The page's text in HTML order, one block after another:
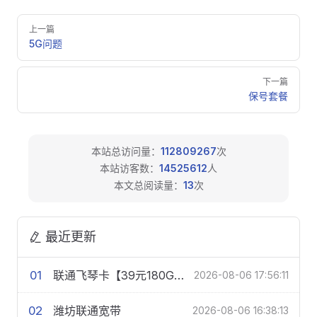
Pager
上一篇
5G问题
下一篇
保号套餐
本站总访问量： 112809267次
本站访客数： 14525612人
本文总阅读量： 13次
最近更新
01 联通飞琴卡【39元180G+200分钟】 2026-08-06 17:56:11
02 潍坊联通宽带 2026-08-06 16:38:13